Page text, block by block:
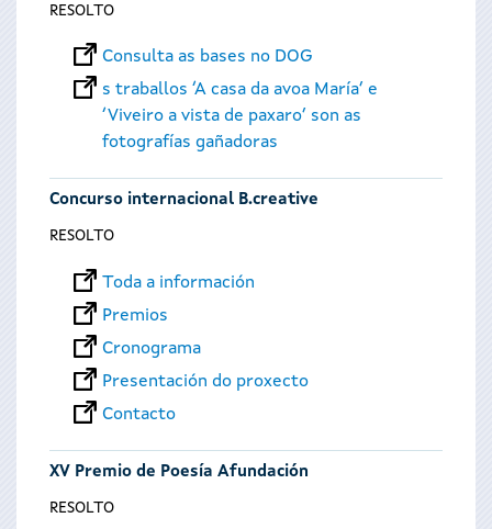
RESOLTO
Consulta as bases no DOG
s traballos ‘A casa da avoa María’ e
‘Viveiro a vista de paxaro’ son as
fotografías gañadoras
Concurso internacional B.creative
RESOLTO
Toda a información
Premios
Cronograma
Presentación do proxecto
Contacto
XV Premio de Poesía Afundación
RESOLTO